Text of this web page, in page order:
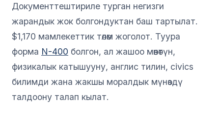
Документтештириле турган негизги
жарандык жок болгондуктан баш тартылат.
$1,170 мамлекеттик төлөм жоголот. Туура
форма N-400 болгон, ал жашоо мөөнөтүн,
физикалык катышууну, англис тилин, civics
билимди жана жакшы моралдык мүнөздү
талдоону талап кылат.